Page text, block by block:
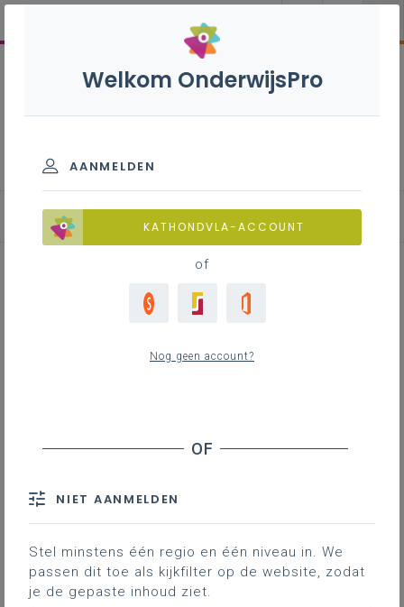
Basisinformatie
Leeswijzer bij de
leerplannen B en B+S.
Welkom OnderwijsPro
AANMELDEN
KATHONDVLA-ACCOUNT
of
Nog geen account?
NIET AANMELDEN
Stel minstens één regio en één niveau in. We
passen dit toe als kijkfilter op de website, zodat
je de gepaste inhoud ziet.